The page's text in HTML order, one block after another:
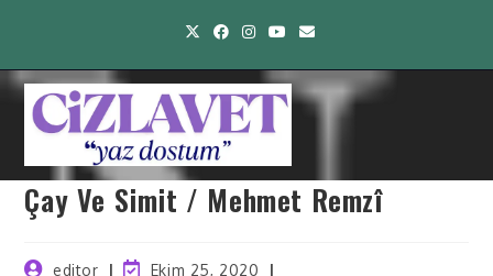
Çay Ve Simit / Mehmet Remzî
editor
Ekim 25, 2020